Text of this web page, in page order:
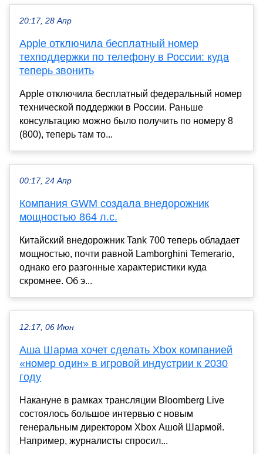
20:17, 28 Апр
Apple отключила бесплатный номер
техподдержки по телефону в России: куда
теперь звонить
Apple отключила бесплатный федеральный номер
технической поддержки в России. Раньше
консультацию можно было получить по номеру 8
(800), теперь там то...
00:17, 24 Апр
Компания GWM создала внедорожник
мощностью 864 л.с.
Китайский внедорожник Tank 700 теперь обладает
мощностью, почти равной Lamborghini Temerario,
однако его разгонные характеристики куда
скромнее. Об э...
12:17, 06 Июн
Аша Шарма хочет сделать Xbox компанией
«номер один» в игровой индустрии к 2030
году
Накануне в рамках трансляции Bloomberg Live
состоялось большое интервью с новым
генеральным директором Xbox Ашой Шармой.
Например, журналисты спросил...